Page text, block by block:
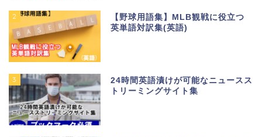
2
【野球用語集】MLB観戦に役立つ
英単語対訳集(英語)
3
24時間英語漬けが可能なニュースス
トリーミングサイト集